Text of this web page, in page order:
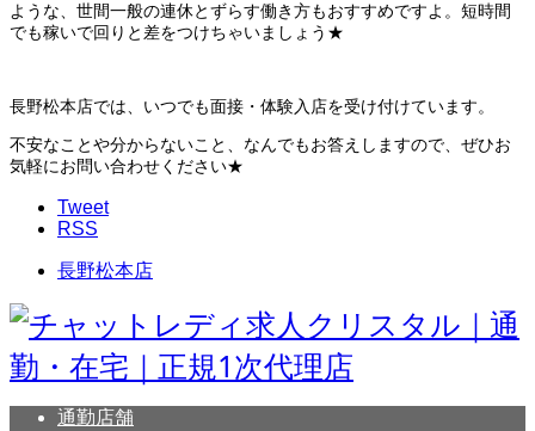
ような、世間一般の連休とずらす働き方もおすすめですよ。短時間
でも稼いで回りと差をつけちゃいましょう★
長野松本店では、いつでも面接・体験入店を受け付けています。
不安なことや分からないこと、なんでもお答えしますので、ぜひお
気軽にお問い合わせください★
Tweet
RSS
長野松本店
通勤店舗